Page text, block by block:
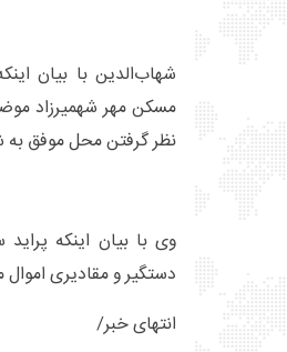
شهاب‌الدین با بیان
مسکن مهر شهمیرزاد
نظر گرفتن محل موفق
وی با بیان اینکه
دستگیر و مقادیری
انتهای خبر/